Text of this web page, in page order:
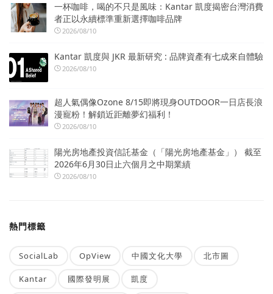
一杯咖啡，喝的不只是風味：Kantar 凱度揭密台灣消費
者正以永續標準重新選擇咖啡品牌
2026/08/10
Kantar 凱度與 JKR 最新研究 : 品牌資產有七成來自體驗
2026/08/10
超人氣偶像Ozone 8/15即將現身OUTDOOR一日店長浪
漫寵粉！解鎖近距離夢幻福利！
2026/08/10
陽光房地產投資信託基金（「陽光房地產基金」） 截至
2026年6月30日止六個月之中期業績
2026/08/10
熱門標籤
SocialLab OpView 中國文化大學 北市圖
Kantar 國際發明展 凱度